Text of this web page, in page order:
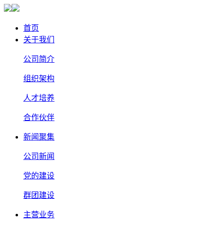
首页
关于我们
公司简介
组织架构
人才培养
合作伙伴
新闻聚集
公司新闻
党的建设
群团建设
主营业务